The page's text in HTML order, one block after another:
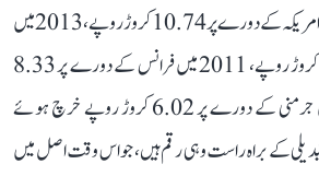
و شمار کے مطابق 2011 میں امریکہ کے دورے پر 10.74 کروڑ روپے، 2013 میں
روس کے دورے پر 9.95 کروڑ روپے، 2011 میں فرانس کے دورے پر 8.33
کروڑ روپے اور 2013 میں جرمنی کے دورے پر 6.02 کروڑ روپے خرچ ہوئے
تبدیلی کے براہ راست وہی رقم ہیں، جو اس وقت اصل میں